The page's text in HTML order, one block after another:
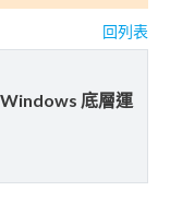
回列表
底層運